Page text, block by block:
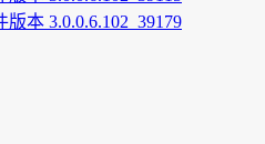
本 3.0.0.6.102_39179